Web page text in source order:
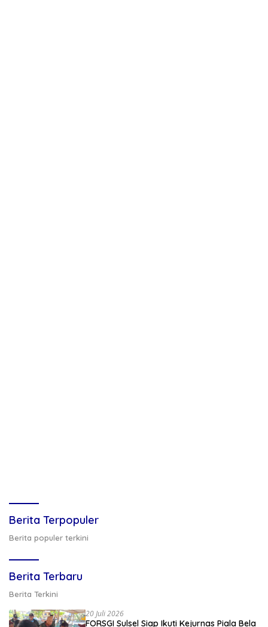
Berita Terpopuler
Berita populer terkini
Berita Terbaru
Berita Terkini
20 Juli 2026
FORSGI Sulsel Siap Ikuti Kejurnas Piala Bela